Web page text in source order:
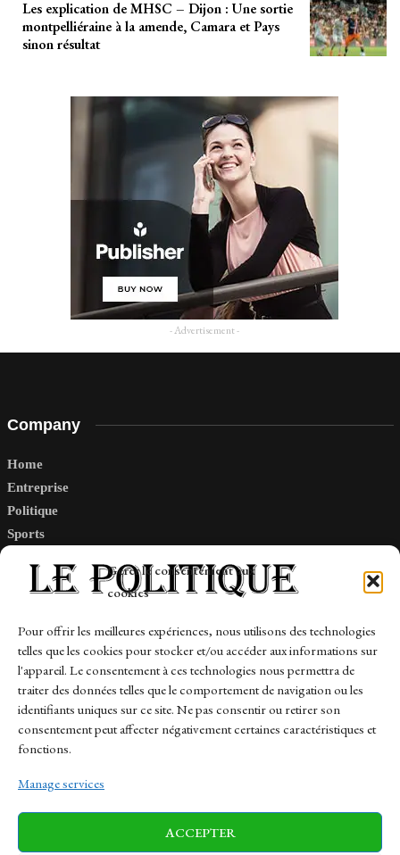
Gérer le consentement aux
cookies
Pour offrir les meilleures expériences, nous utilisons des technologies
telles que les cookies pour stocker et/ou accéder aux informations sur
l'appareil. Le consentement à ces technologies nous permettra de
traiter des données telles que le comportement de navigation ou les
identifiants uniques sur ce site. Ne pas consentir ou retirer son
consentement peut affecter négativement certaines caractéristiques et
fonctions.
Manage services
ACCEPTER
Les explication de MHSC – Dijon : Une sortie
montpelliéraine à la amende, Camara et Pays
sinon résultat
- Advertisement -
Company
Home
Entreprise
Politique
Sports
Links
Contact
Sitemap
News Finance-Marches Politics
Business Tech Health Sports Travel